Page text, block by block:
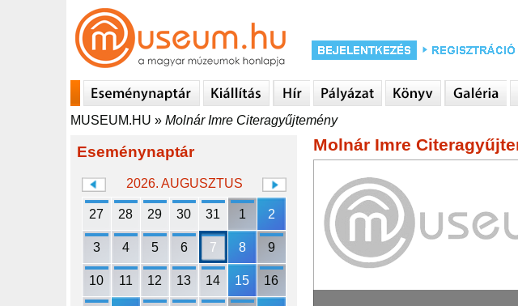
MUSEUM.HU » Molnár Imre Citeragyűjtemény
Eseménynaptár
2026. AUGUSZTUS
27 28 29 30 31 1 2
3 4 5 6 7 8 9
10 11 12 13 14 15 16
Molnár Imre